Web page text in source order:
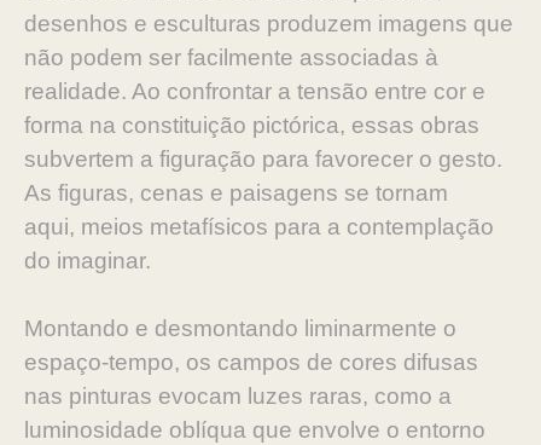
desenhos e esculturas produzem imagens que
não podem ser facilmente associadas à
realidade. Ao confrontar a tensão entre cor e
forma na constituição pictórica, essas obras
subvertem a figuração para favorecer o gesto.
As figuras, cenas e paisagens se tornam
aqui, meios metafísicos para a contemplação
do imaginar.
Montando e desmontando liminarmente o
espaço-tempo, os campos de cores difusas
nas pinturas evocam luzes raras, como a
luminosidade oblíqua que envolve o entorno